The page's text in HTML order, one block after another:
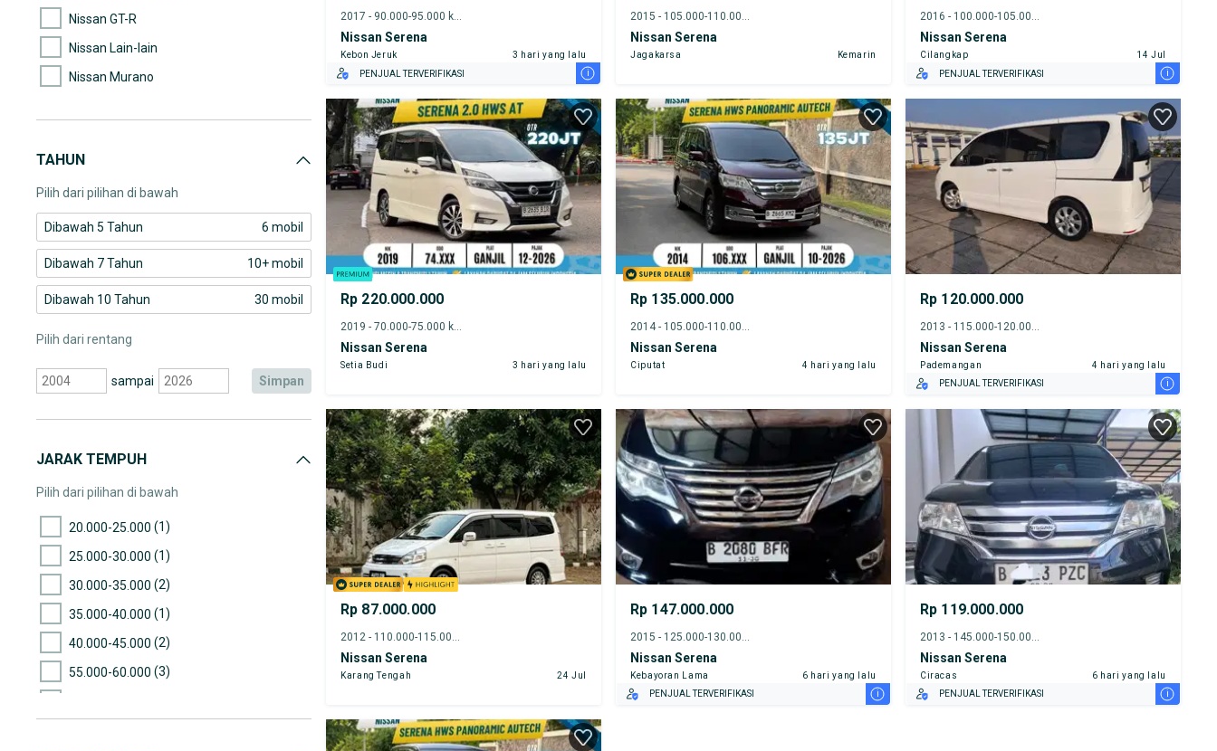
Nissan GT-R
Nissan Lain-lain
Nissan Murano
Nissan Serena
TAHUN
Pilih dari pilihan di bawah
Dibawah 5 Tahun 6 mobil
Dibawah 7 Tahun 10+ mobil
Dibawah 10 Tahun 30 mobil
Pilih dari rentang
sampai simpan
JARAK TEMPUH
Pilih dari pilihan di bawah
20.000-25.000 (1)
25.000-30.000 (1)
30.000-35.000 (2)
35.000-40.000 (1)
40.000-45.000 (2)
55.000-60.000 (3)
2017 - 90.000-95.000 km
Nissan Serena
Kebon Jeruk
3 hari yang lalu
PENJUAL TERVERIFIKASI
i
2015 - 105.000-110.000 km
Nissan Serena
Jagakarsa Kemarin
2016 - 100.000-105.000 km
Nissan Serena
Cilangkap
14 Jul
PENJUAL TERVERIFIKASI
i
Rp 220.000.000
2019 - 70.000-75.000 km
Nissan Serena
Setia Budi 3 hari yang lalu
Rp 135.000.000
2014 - 105.000-110.000 km
Nissan Serena
Ciputat 4 hari yang lalu
Rp 120.000.000
2013 - 115.000-120.000 km
Nissan Serena
Pademangan
4 hari yang lalu
PENJUAL TERVERIFIKASI
i
Rp 87.000.000
Nissan Serena
Karang Tengah 24 Jul
Rp 147.000.000
Nissan Serena
Kebayoran Lama
6 hari yang lalu
PENJUAL TERVERIFIKASI
i
Rp 119.000.000
Nissan Serena
Ciracas
6 hari yang lalu
PENJUAL TERVERIFIKASI
i